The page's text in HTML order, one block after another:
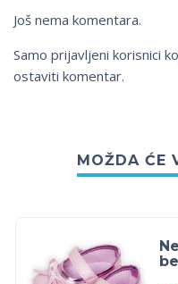
Još nema komentara.
Samo prijavljeni korisnici
ostaviti komentar.
MOŽDA ĆE